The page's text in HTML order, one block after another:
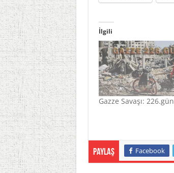
İlgili
Gazze Savaşı: 226.gün
Paylaş Facebook